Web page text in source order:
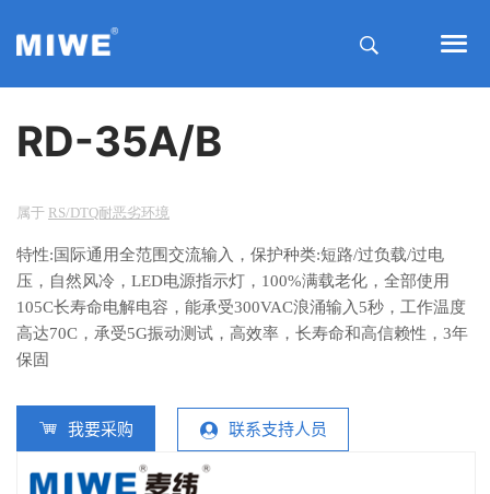
RD-35A/B
属于 RS/DTQ耐恶劣环境
特性:国际通用全范围交流输入，保护种类:短路/过负载/过电
压，自然风冷，LED电源指示灯，100%满载老化，全部使用
105C长寿命电解电容，能承受300VAC浪涌输入5秒，工作温度
高达70C，承受5G振动测试，高效率，长寿命和高信赖性，3年
保固
我要采购 联系支持人员